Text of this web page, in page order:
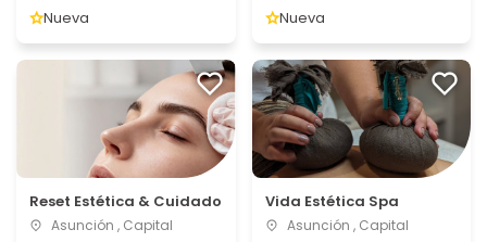
Nueva Nueva
Reset Estética & Cuidado
Asunción , Capital
Vida Estética Spa
Asunción , Capital